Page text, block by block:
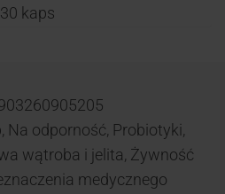
kaps
, Na odporność, Probiotyki,
wątroba i jelita, Żywność
medycznego